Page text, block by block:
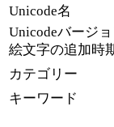
Unicode名
Unicodeバージ
絵文字の追加時
カテゴリー
キーワード